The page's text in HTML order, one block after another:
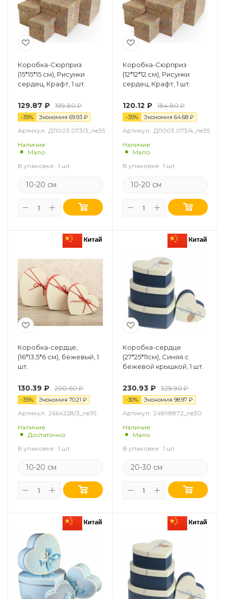
Коробка-Сюрприз
(15*15*15 см), Рисунки
сердец, Крафт, 1 шт.
129.87 ₽ 199.80₽
-35% Экономия 69.93 ₽
Артикул: Д11003.073/3_ne35
Наличие
Мало
В упаковке: 1 шт.
10-20 см
Коробка-Сюрприз
(12*12*12 см), Рисунки
сердец, Крафт, 1 шт.
120.12 ₽ 184.80₽
-35% Экономия 64.68 ₽
Артикул: Д11003.073/4_ne35
Наличие
Мало
В упаковке: 1 шт.
10-20 см
Коробка-сердце,
(16*13,5*6 см), бежевый, 1
шт.
130.39 ₽ 200.60₽
-35% Экономия 70.21 ₽
Артикул: 2664228/3_ne35
Наличие
Достаточно
В упаковке: 1 шт.
10-20 см
Коробка-сердце
(27*25*11см), Синяя с
бежевой крышкой, 1 шт.
230.93 ₽ 329.90₽
-30% Экономия 98.97 ₽
Артикул: 24898872_ne30
Наличие
Мало
В упаковке: 1 шт.
20-30 см